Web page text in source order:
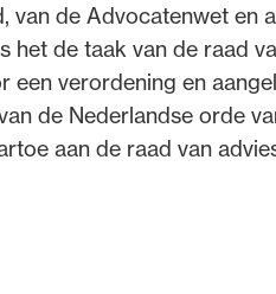
van de Advocatenwet en
het de taak van de raad
een verordening en
de Nederlandse orde
aan de raad van
voor advocaten
van de
en